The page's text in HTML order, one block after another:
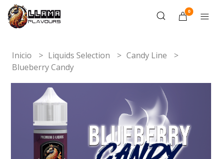
0
Inicio Liquids Selection
Candy Line
Blueberry Candy